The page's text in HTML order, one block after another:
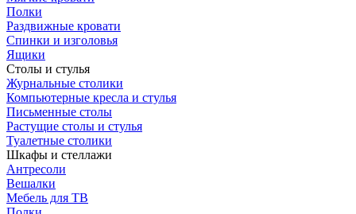
Полки
Раздвижные кровати
Спинки и изголовья
Ящики
Столы и стулья
Журнальные столики
Компьютерные кресла и стулья
Письменные столы
Растущие столы и стулья
Туалетные столики
Шкафы и стеллажи
Антресоли
Вешалки
Мебель для ТВ